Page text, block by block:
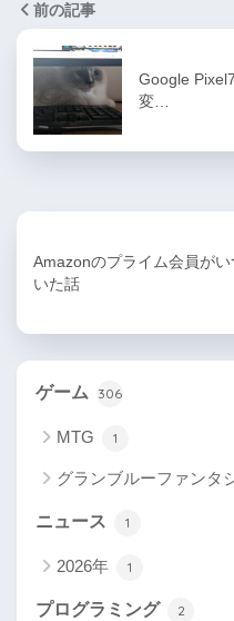
前の記事
Google
変…
Amazonのプライム会員が
いた話
ゲーム 306
MTG 1
グランブルーファンタ
ニュース 1
2026年 1
プログラミング 2